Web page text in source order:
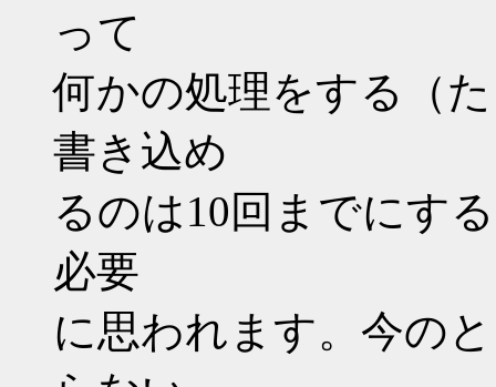
って
何かの処理をする（
書き込め
るのは10回までにす
必要
に思われます。今の